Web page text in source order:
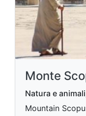
Monte
Natura e
Mountain